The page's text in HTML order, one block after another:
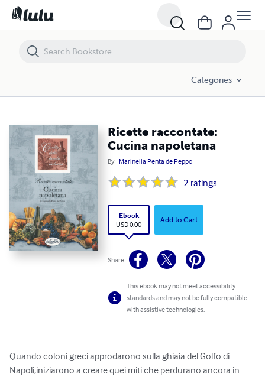
Categories
Ricette raccontate:
Cucina napoletana
By Marinella Penta de Peppo
2 ratings
Ebook
USD 0.00
Add to Cart
Share
This ebook may not meet accessibility
standards and may not be fully compatible
with assistive technologies.
Quando coloni greci approdarono sulla ghiaia del Golfo di
Napoli,iniziarono a creare quei miti che perdurano ancora in
Ricette raccontate: Cucina napoletana